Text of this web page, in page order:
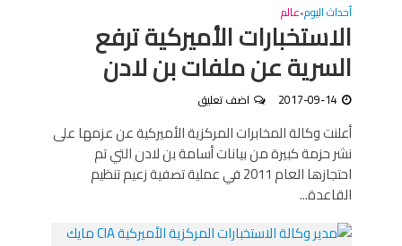
أحداث اليوم•عالم
الاستخبارات الأميركية ترفع
السرية عن ملفات بن لادن
2017-09-14 اضف تعليق
أعلنت وكالة المخابرات المركزية الأميركية عن عزمها على
نشر حزمة كبيرة من بيانات أسامة بن لادن التي تم
احتجازها العام 2011 في عملية تصفية زعيم تنظيم
القاعدة...